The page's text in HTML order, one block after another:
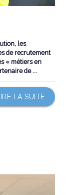
les
de recrutement
« métiers en
de ...
LA SUITE